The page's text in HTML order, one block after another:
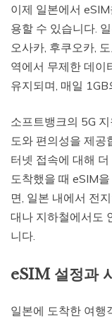
이제 일본에서
용할 수 있습니다.
오사카, 후쿠오카,
역에서 무제한 데이
유지되며, 매일
소프트뱅크의 5G
도와 편의성을 제공
터넷 접속에 대해
도착했을 때 eSIM
면, 일본 내에서 전
대나 지하철에서도
니다.
eSIM 설정과
일본에 도착한 여행